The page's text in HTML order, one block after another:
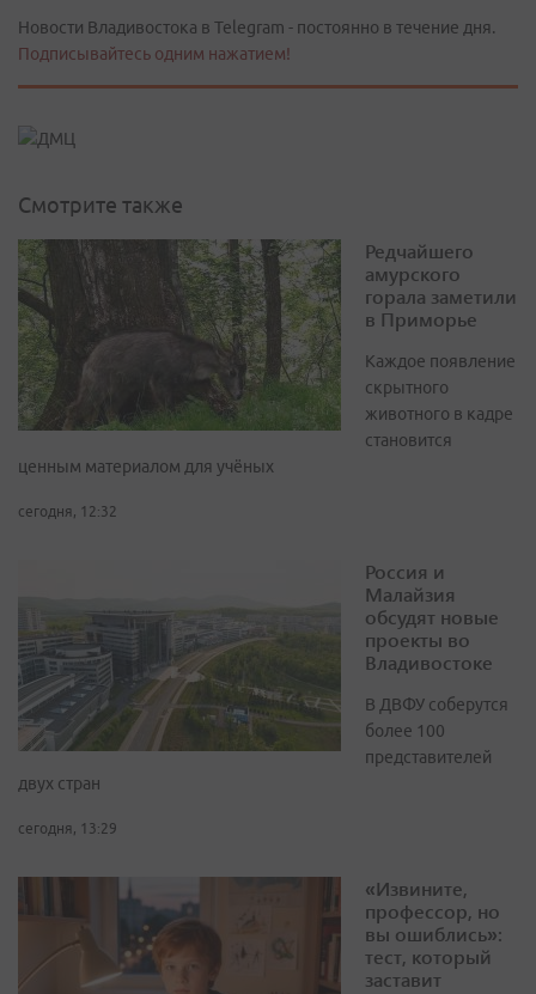
Новости Владивостока в Telegram - постоянно в течение дня.
Подписывайтесь одним нажатием!
Смотрите также
Редчайшего
амурского
горала заметили
в Приморье
Каждое появление
скрытного
животного в кадре
становится
ценным материалом для учёных
сегодня, 12:32
Россия и
Малайзия
обсудят новые
проекты во
Владивостоке
В ДВФУ соберутся
более 100
представителей
двух стран
сегодня, 13:29
«Извините,
профессор, но
вы ошиблись»:
тест, который
заставит